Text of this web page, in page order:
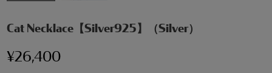
Cat Necklace【Silver925】（Silver）
¥26,400